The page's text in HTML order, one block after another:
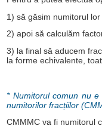
1) să găsim numitorul lor
2) apoi să calculăm
3) la final să aducem
la forme echivalente,
* Numitorul comun nu
numitorilor fracțiilor
CMMMC va fi numitorul